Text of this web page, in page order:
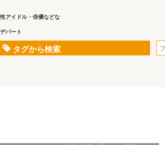
アイドル・俳優などな
パート
タグから検索